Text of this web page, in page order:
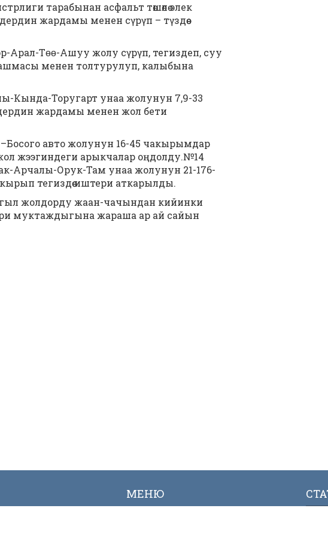
тарабынан асфальт төшөлө элек
жардамы менен сүрүп – түздөө
Тɵɵ-Ашуу жолу сүрүп, тегиздеп, суу
менен толтурулуп, калыбына
Кында-Торугарт унаа жолунун 7,9-33
жардамы менен жол бети
авто жолунун 16-45 чакырымдар
жээгиндеги арыкчалар оңдолду.№14
Арчалы-Орук-Там унаа жолунун 21-176-
тегиздөө иштери аткарылды.
жолдорду жаан-чачындан кийинки
муктаждыгына жараша ар ай сайын
МЕНЮ